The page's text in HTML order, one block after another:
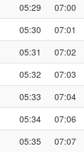
05:29 07:00
05:30 07:01
05:31 07:02
05:32 07:03
05:33 07:04
05:34 07:06
05:35 07:07